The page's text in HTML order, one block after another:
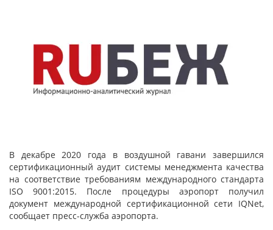
В декабре 2020 года в воздушной гавани завершился
сертификационный аудит системы менеджмента качества
на соответствие требованиям международного стандарта
ISO 9001:2015. После процедуры аэропорт получил
документ международной сертификационной сети IQNet,
сообщает пресс-служба аэропорта.